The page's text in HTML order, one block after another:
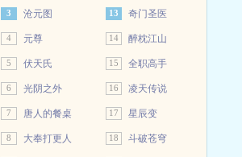
3 沧元图
4 元尊
5 伏天氏
6 光阴之外
7 唐人的餐桌
8 大奉打更人
13 奇门圣医
14 醉枕江山
15 全职高手
16 凌天传说
17 星辰变
18 斗破苍穹